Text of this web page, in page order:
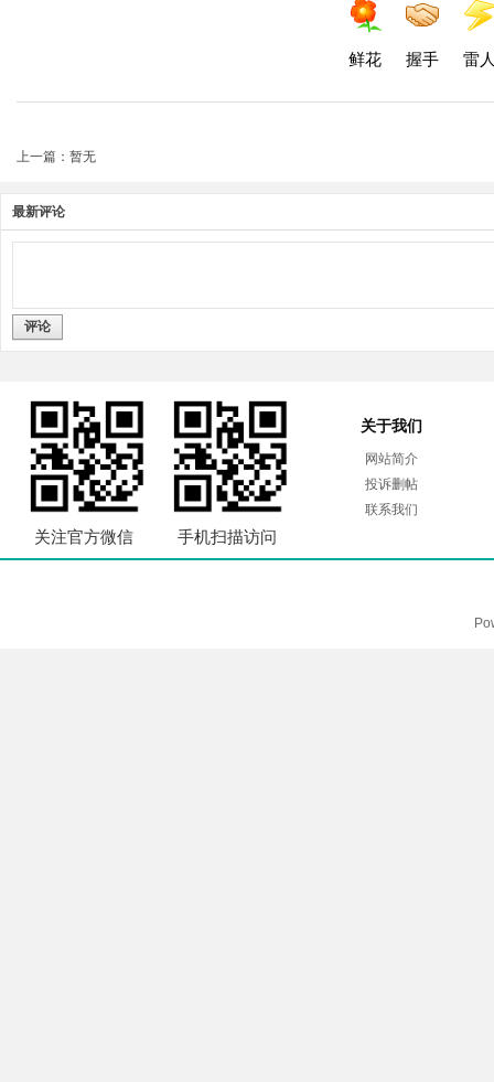
鲜花 握手 雷
上一篇：暂无
最新评论
评论
关注官方微信 手机扫描访问
关于我们
网站简介
投诉删帖
联系我们